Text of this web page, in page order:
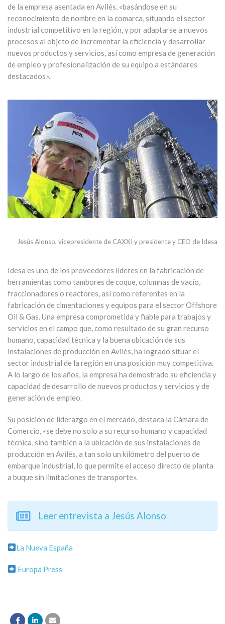
de la empresa asentada en Avilés, «basándose en su
reconocimiento de nombre en la comarca, situando el sector
industrial competitivo en la región, y por adaptarse a nuevos
procesos al objeto de incrementar la eficiencia y desarrollar
nuevos productos y servicios, así como empresa de generación
de empleo y profesionalización de su equipo a estándares
destacados».
Jesús Alonso, vicepresidente de CAXXI y presidente y CEO de Idesa
Idesa es uno de los proveedores líderes en la fabricación de
herramientas como tambores de coque, columnas de vacío,
fraccionadores o reactores, así como referentes en la
fabricación de cimentaciones y equipos para el sector Offshore
Oil & Gas. Una empresa comprometida y fiable para trabajos y
servicios en el campo que, como resultado de su gran recurso
humano, capacidad técnica y la buena ubicación de sus
instalaciones de producción en Avilés, ha logrado situar el
sector industrial de la región en una posición muy competitiva.
A lo largo de los años, la empresa ha demostrado su eficiencia y
capacidad de desarrollo de nuevos productos y servicios y de
generación de empleo.
Su posición de liderazgo en el mercado, destaca la Cámara de
Comercio, «se debe no solo a su recurso humano y capacidad
técnica, sino también a la ubicación de sus instalaciones de
producción en Avilés, a tan solo un kilómetro del puerto de
embarque industrial, lo que permite el acceso directo de planta
a buque sin limitaciones de transporte».
Leer entrevista a Jesús Alonso
La Nueva España
Europa Press